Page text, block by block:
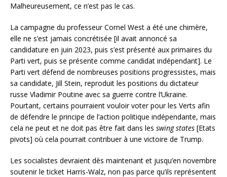
Malheureusement, ce n’est pas le cas.
La campagne du professeur Cornel West a été une chimère,
elle ne s’est jamais concrétisée [il avait annoncé sa
candidature en juin 2023, puis s’est présenté aux primaires du
Parti vert, puis se présente comme candidat indépendant]. Le
Parti vert défend de nombreuses positions progressistes, mais
sa candidate, Jill Stein, reproduit les positions du dictateur
russe Vladimir Poutine avec sa guerre contre l’Ukraine.
Pourtant, certains pourraient vouloir voter pour les Verts afin
de défendre le principe de l’action politique indépendante, mais
cela ne peut et ne doit pas être fait dans les swing states [Etats
pivots] où cela pourrait contribuer à une victoire de Trump.
Les socialistes devraient dès maintenant et jusqu’en novembre
soutenir le ticket Harris-Walz, non pas parce qu’ils représentent